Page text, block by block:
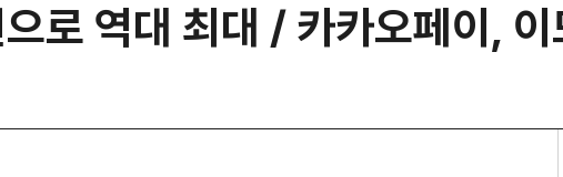
로 역대 최대 / 카카오페이,